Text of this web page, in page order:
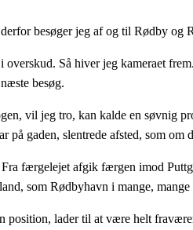
besøger jeg af og til Rødby og
Så hiver jeg kameraet
besøg.
vil jeg tro, kan kalde en søvnig
på gaden, slentrede afsted, som
færgelejet afgik færgen imod
som Rødbyhavn i mange,
position, lader til at være helt